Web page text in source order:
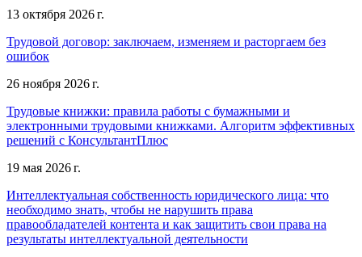
13 октября 2026 г.
Трудовой договор: заключаем, изменяем и расторгаем без
ошибок
26 ноября 2026 г.
Трудовые книжки: правила работы с бумажными и
электронными трудовыми книжками. Алгоритм эффективных
решений с КонсультантПлюс
19 мая 2026 г.
Интеллектуальная собственность юридического лица: что
необходимо знать, чтобы не нарушить права
правообладателей контента и как защитить свои права на
результаты интеллектуальной деятельности